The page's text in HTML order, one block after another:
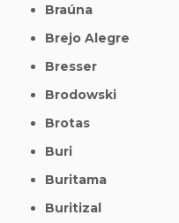
Braúna
Brejo Alegre
Bresser
Brodowski
Brotas
Buri
Buritama
Buritizal